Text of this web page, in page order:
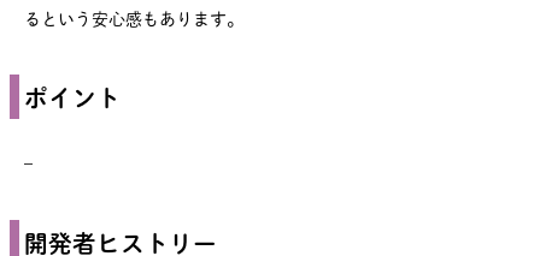
るという安心感もあります。
ポイント
–
開発者ヒストリー